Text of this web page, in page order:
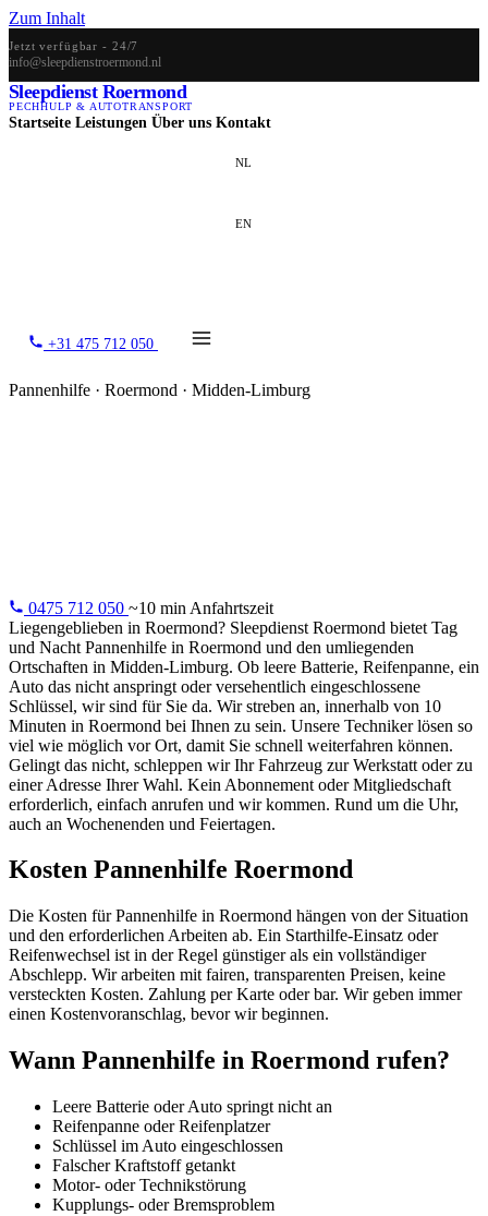
Zum Inhalt
Jetzt verfügbar - 24/7
info@sleepdienstroermond.nl
Sleepdienst Roermond
PECHHULP & AUTOTRANSPORT
Startseite Leistungen Über uns Kontakt
NL
EN
+31 475 712 050
Pannenhilfe · Roermond · Midden-Limburg
0475 712 050 ~10 min Anfahrtszeit
Liegengeblieben in Roermond? Sleepdienst Roermond bietet Tag
und Nacht Pannenhilfe in Roermond und den umliegenden
Ortschaften in Midden-Limburg. Ob leere Batterie, Reifenpanne, ein
Auto das nicht anspringt oder versehentlich eingeschlossene
Schlüssel, wir sind für Sie da. Wir streben an, innerhalb von 10
Minuten in Roermond bei Ihnen zu sein. Unsere Techniker lösen so
viel wie möglich vor Ort, damit Sie schnell weiterfahren können.
Gelingt das nicht, schleppen wir Ihr Fahrzeug zur Werkstatt oder zu
einer Adresse Ihrer Wahl. Kein Abonnement oder Mitgliedschaft
erforderlich, einfach anrufen und wir kommen. Rund um die Uhr,
auch an Wochenenden und Feiertagen.
Kosten Pannenhilfe Roermond
Die Kosten für Pannenhilfe in Roermond hängen von der Situation
und den erforderlichen Arbeiten ab. Ein Starthilfe-Einsatz oder
Reifenwechsel ist in der Regel günstiger als ein vollständiger
Abschlepp. Wir arbeiten mit fairen, transparenten Preisen, keine
versteckten Kosten. Zahlung per Karte oder bar. Wir geben immer
einen Kostenvoranschlag, bevor wir beginnen.
Wann Pannenhilfe in Roermond rufen?
Leere Batterie oder Auto springt nicht an
Reifenpanne oder Reifenplatzer
Schlüssel im Auto eingeschlossen
Falscher Kraftstoff getankt
Motor- oder Technikstörung
Kupplungs- oder Bremsproblem